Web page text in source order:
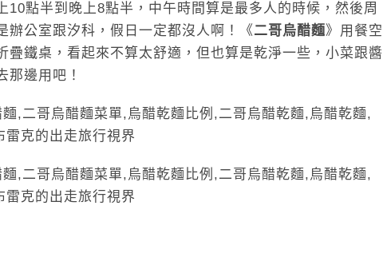
10點半到晚上8點半，中午時間算是最多人的時候，然後周
辦公室跟汐科，假日一定都沒人啊！《二哥烏醋麵》用餐空
疊鐵桌，看起來不算太舒適，但也算是乾淨一些，小菜跟醬
那邊用吧！